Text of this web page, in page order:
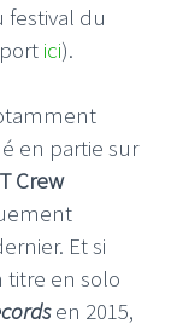
festival du
ici).
en partie sur
Crew
Et si
en solo
en 2015,